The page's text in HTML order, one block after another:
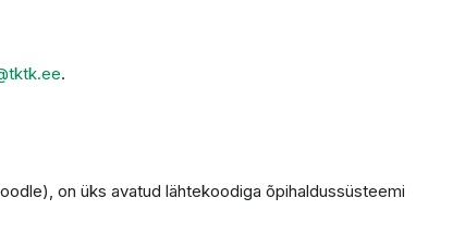
.
on üks avatud lähtekoodiga õpihaldussüsteemi